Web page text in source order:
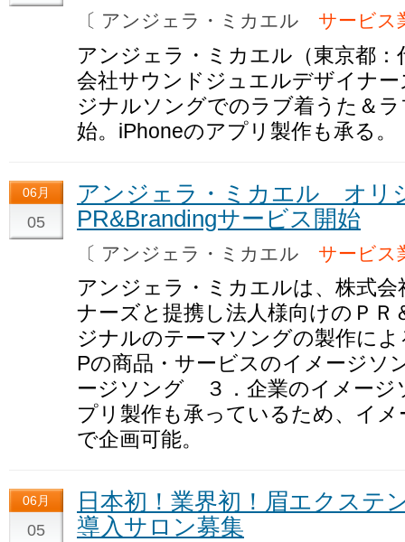
〔 アンジェラ・ミカエル サービス
アンジェラ・ミカエル（東京都：
会社サウンドジュエルデザイナ
ジナルソングでのラブ着うた＆
始。iPhoneのアプリ製作も承る。
06月
05
アンジェラ・ミカエル オリ
PR&Brandingサービス開始
〔 アンジェラ・ミカエル サービス
アンジェラ・ミカエルは、株式
ナーズと提携し法人様向けのＰ
ジナルのテーマソングの製作に
Pの商品・サービスのイメージ
ージソング ３．企業のイメー
プリ製作も承っているため、イ
で企画可能。
06月
05
日本初！業界初！眉エクステ
導入サロン募集